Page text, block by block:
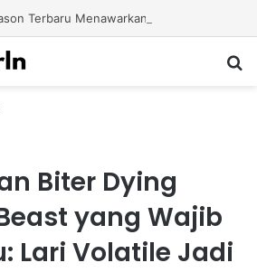
Biter Dying
yang Wajib
Lari Volatile Jadi